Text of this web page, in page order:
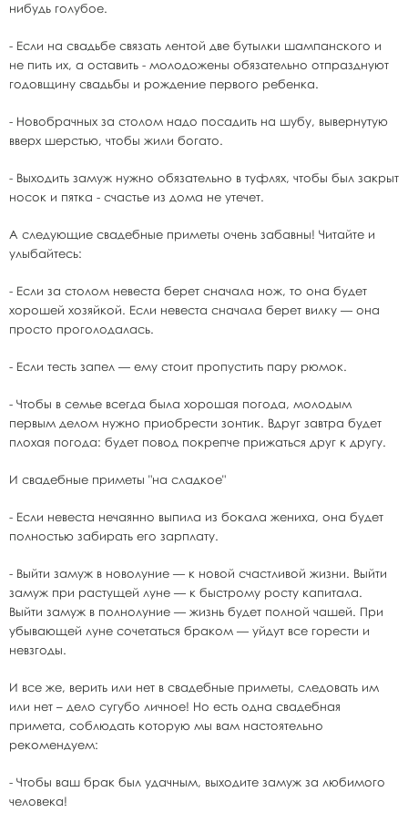
нибудь голубое.
- Если на свадьбе связать лентой две бутылки шампанского и
не пить их, а оставить - молодожены обязательно отпразднуют
годовщину свадьбы и рождение первого ребенка.
- Новобрачных за столом надо посадить на шубу, вывернутую
вверх шерстью, чтобы жили богато.
- Выходить замуж нужно обязательно в туфлях, чтобы был закрыт
носок и пятка - счастье из дома не утечет.
А следующие свадебные приметы очень забавны! Читайте и
улыбайтесь:
- Если за столом невеста берет сначала нож, то она будет
хорошей хозяйкой. Если невеста сначала берет вилку — она
просто проголодалась.
- Если тесть запел — ему стоит пропустить пару рюмок.
- Чтобы в семье всегда была хорошая погода, молодым
первым делом нужно приобрести зонтик. Вдруг завтра будет
плохая погода: будет повод покрепче прижаться друг к другу.
И свадебные приметы "на сладкое"
- Если невеста нечаянно выпила из бокала жениха, она будет
полностью забирать его зарплату.
- Выйти замуж в новолуние — к новой счастливой жизни. Выйти
замуж при растущей луне — к быстрому росту капитала.
Выйти замуж в полнолуние — жизнь будет полной чашей. При
убывающей луне сочетаться браком — уйдут все горести и
невзгоды.
И все же, верить или нет в свадебные приметы, следовать им
или нет – дело сугубо личное! Но есть одна свадебная
примета, соблюдать которую мы вам настоятельно
рекомендуем:
- Чтобы ваш брак был удачным, выходите замуж за любимого
человека!